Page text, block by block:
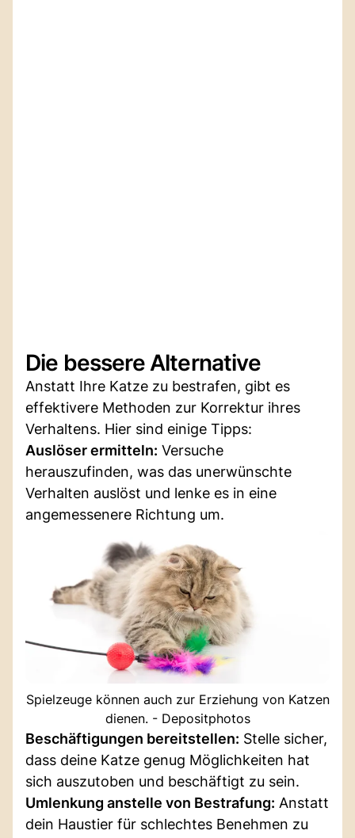
Die bessere Alternative
Anstatt Ihre Katze zu bestrafen, gibt es
effektivere Methoden zur Korrektur ihres
Verhaltens. Hier sind einige Tipps:
Auslöser ermitteln: Versuche
herauszufinden, was das unerwünschte
Verhalten auslöst und lenke es in eine
angemessenere Richtung um.
Spielzeuge können auch zur Erziehung von Katzen
dienen. - Depositphotos
Beschäftigungen bereitstellen: Stelle sicher,
dass deine Katze genug Möglichkeiten hat
sich auszutoben und beschäftigt zu sein.
Umlenkung anstelle von Bestrafung: Anstatt
dein Haustier für schlechtes Benehmen zu